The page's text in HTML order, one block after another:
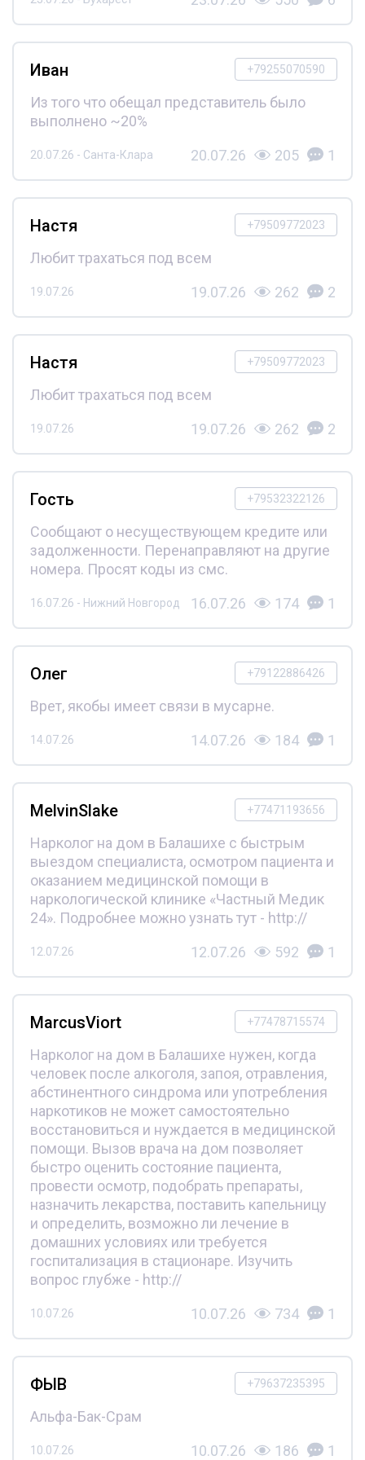
+79255070590
Иван
Из того что обещал представитель было
выполнено ~20%
20.07.26 - Санта-Клара 20.07.26 205 1
+79509772023
Настя
Любит трахаться под всем
19.07.26 19.07.26 262 2
+79509772023
Настя
Любит трахаться под всем
19.07.26 19.07.26 262 2
+79532322126
Гость
Сообщают о несуществующем кредите или
задолженности. Перенаправляют на другие
номера. Просят коды из смс.
16.07.26 - Нижний Новгород 16.07.26 174 1
+79122886426
Олег
Врет, якобы имеет связи в мусарне.
14.07.26 14.07.26 184 1
+77471193656
MelvinSlake
Нарколог на дом в Балашихе с быстрым
выездом специалиста, осмотром пациента и
оказанием медицинской помощи в
наркологической клинике «Частный Медик
24». Подробнее можно узнать тут - http://
12.07.26 12.07.26 592 1
+77478715574
MarcusViort
Нарколог на дом в Балашихе нужен, когда
человек после алкоголя, запоя, отравления,
абстинентного синдрома или употребления
наркотиков не может самостоятельно
восстановиться и нуждается в медицинской
помощи. Вызов врача на дом позволяет
быстро оценить состояние пациента,
провести осмотр, подобрать препараты,
назначить лекарства, поставить капельницу
и определить, возможно ли лечение в
домашних условиях или требуется
госпитализация в стационаре. Изучить
вопрос глубже - http://
10.07.26 10.07.26 734 1
+79637235395
ФЫВ
Альфа-Бак-Срам
10.07.26 10.07.26 186 1